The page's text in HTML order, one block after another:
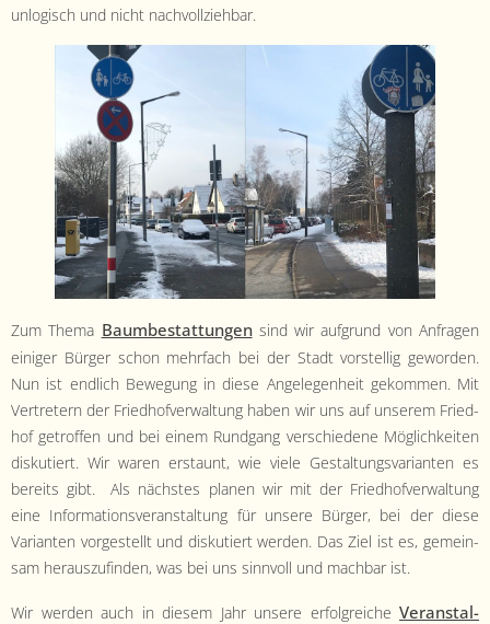
unl­o­gisch und nicht nachvollziehbar.
Zum The­ma Baumbestat­tun­gen sind wir auf­grund von Anfra­gen
einiger Bürg­er schon mehrfach bei der Stadt vorstel­lig gewor­den.
Nun ist endlich Bewe­gung in diese Angele­gen­heit gekom­men. Mit
Vertretern der Fried­hofver­wal­tung haben wir uns auf unserem Fried­
hof getrof­fen und bei einem Rundgang ver­schiedene Möglichkeit­en
disku­tiert. Wir waren erstaunt, wie viele Gestal­tungsvari­anten es
bere­its gibt. Als näch­stes pla­nen wir mit der Fried­hofver­wal­tung
eine Infor­ma­tionsver­anstal­tung für unsere Bürg­er, bei der diese
Vari­anten vorgestellt und disku­tiert wer­den. Das Ziel ist es, gemein­
sam her­auszufind­en, was bei uns sin­nvoll und mach­bar ist.
Wir wer­den auch in diesem Jahr unsere erfol­gre­iche Ver­anstal­